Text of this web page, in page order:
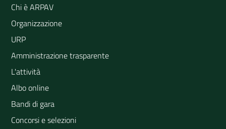
Chi è ARPAV
Organizzazione
URP
Amministrazione trasparente
L'attività
Albo online
Bandi di gara
Concorsi e selezioni